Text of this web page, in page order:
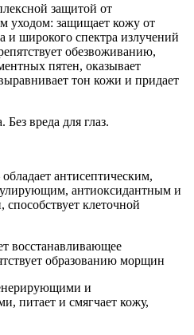
защитой от
уходом: защищает кожу от
и широкого спектра излучений
обезвоживанию,
пятен, оказывает
тон кожи и придает
Без вреда для глаз.
антисептическим,
антиоксидантным и
клеточной
восстанавливающее
образованию морщин
и
питает и смягчает кожу,